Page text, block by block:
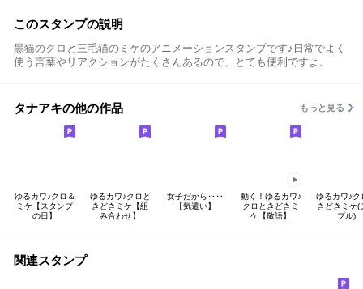
このスタンプの説明
黒猫のクロと三毛猫のミケのアニメーションスタンプです♪日常でよく
使う言葉やリアクションがたくさんあるので、とても便利ですよ。
タナアキの他の作品 もっと見る
ゆるカワ♪クロ＆
ミケ【スタンプ
の日】
ゆるカワ♪クロと
きどきミケ【組
み合わせ】
女子だから‥‥
【気遣い】
動く！ゆるカワ♪
クロときどきミ
ケ【敬語】
ゆるカワ♪ク
きどきミケ(
プル)
関連スタンプ